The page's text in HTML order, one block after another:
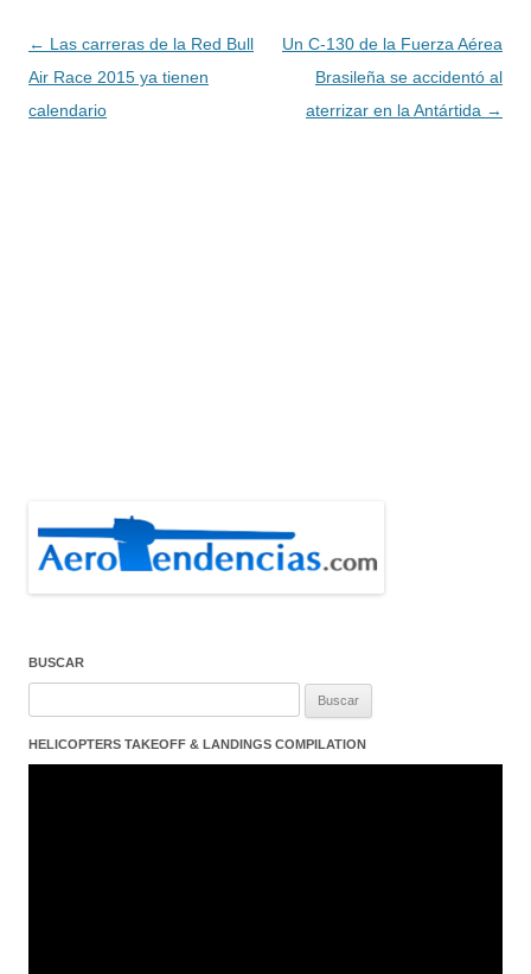
Navegación
de
entradas
← Las carreras de la Red Bull
Air Race 2015 ya tienen
calendario
Un C-130 de la Fuerza Aérea
Brasileña se accidentó al
aterrizar en la Antártida →
BUSCAR
HELICOPTERS TAKEOFF & LANDINGS COMPILATION
Reproductor